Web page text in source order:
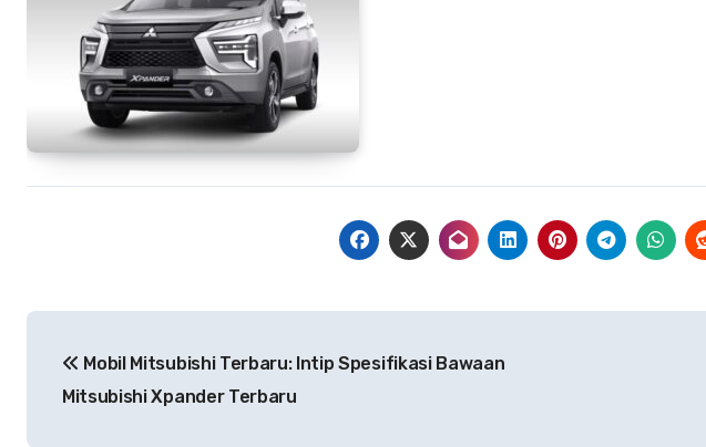
pos Mobil Mitsubishi Terbaru: Intip Spesifikasi Bawaan
Mitsubishi Xpander Terbaru